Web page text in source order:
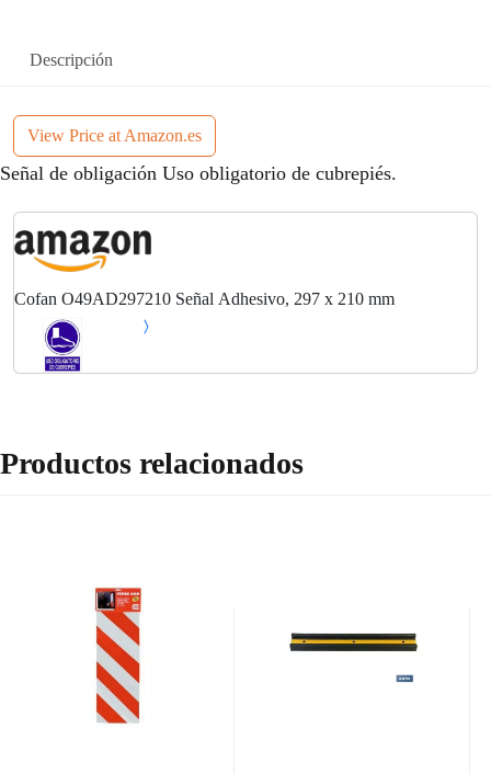
Descripción
View Price at Amazon.es
Señal de obligación Uso obligatorio de cubrepiés.
Cofan O49AD297210 Señal Adhesivo, 297 x 210 mm
Productos relacionados